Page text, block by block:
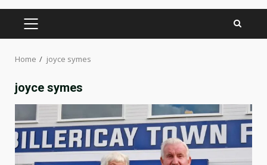
PRIMARY
MENU
Home joyce symes
joyce symes